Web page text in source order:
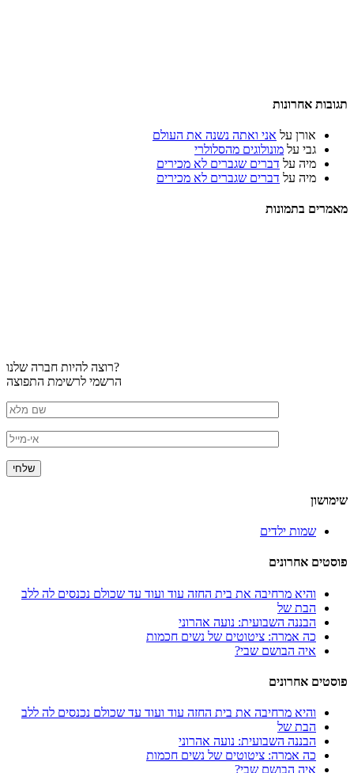
תגובות אחרונות
אורן על אני ואתה נשנה את העולם
גבי על מונולוגים מהסלולרי
מיה על דברים שגברים לא מכירים
מיה על דברים שגברים לא מכירים
מאמרים בתמונות
רוצה להיות חברה שלנו?
הרשמי לרשימת התפוצה
שימושון
שמות ילדים
פוסטים אחרונים
והיא מרחיבה את בית החזה עוד ועוד עד שכולם נכנסים לה ללב
הבת של
הבננה השבועית: נועה אהרוני
כה אמרה: ציטוטים של נשים חכמות
איה הבושם שבי?
פוסטים אחרונים
והיא מרחיבה את בית החזה עוד ועוד עד שכולם נכנסים לה ללב
הבת של
הבננה השבועית: נועה אהרוני
כה אמרה: ציטוטים של נשים חכמות
איה הבושם שבי?